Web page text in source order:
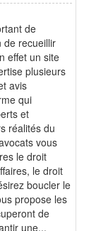
de
de recueillir
effet un site
plusieurs
avis
qui
et
réalités du
vous
le droit
le droit
boucler le
propose les
de
une...